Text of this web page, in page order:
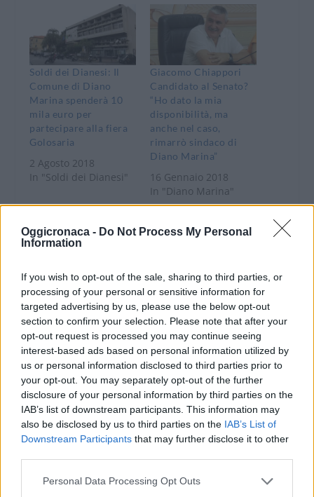
Oggicronaca - Do Not Process My Personal
Information
If you wish to opt-out of the sale, sharing to third parties, or
processing of your personal or sensitive information for
targeted advertising by us, please use the below opt-out
section to confirm your selection. Please note that after your
opt-out request is processed you may continue seeing
interest-based ads based on personal information utilized by
us or personal information disclosed to third parties prior to
your opt-out. You may separately opt-out of the further
disclosure of your personal information by third parties on the
IAB’s list of downstream participants. This information may
also be disclosed by us to third parties on the IAB’s List of
Downstream Participants that may further disclose it to other
Personal Data Processing Opt Outs
Soldi dei Dianesi: Il
Comune di Diano
Marina spenderà 10
mila euro per
partecipare alla fiera
Golosaria
2 Agosto 2018
In "Soldi dei Dianesi"
Giacomo Chiappori
Candidato al Senato?
“Ho dato la mia
disponibilità, ma
anche nel caso,
rimarrò sindaco di
Diano Marina”
16 Gennaio 2018
In "Diano Marina"
Diano Marina
impegna 7 mila euro
per due collegamenti
in più alla stazione.
Chiappori: “Ma non è
solo la nostra”
11 Febbraio 2017
In "Diano Marina"
CONDIVIDERE: